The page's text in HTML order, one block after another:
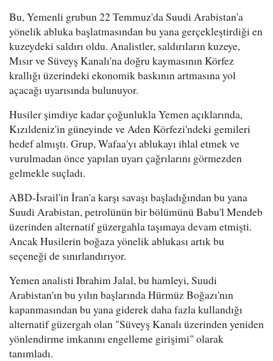
Bu, Yemenli grubun 22 Temmuz'da Suudi Arabistan'a
yönelik abluka başlatmasından bu yana gerçekleştirdiği en
kuzeydeki saldırı oldu. Analistler, saldırıların kuzeye,
Mısır ve Süveyş Kanalı'na doğru kaymasının Körfez
krallığı üzerindeki ekonomik baskının artmasına yol
açacağı uyarısında bulunuyor.
Husiler şimdiye kadar çoğunlukla Yemen açıklarında,
Kızıldeniz'in güneyinde ve Aden Körfezi'ndeki gemileri
hedef almıştı. Grup, Wafaa'yı ablukayı ihlal etmek ve
vurulmadan önce yapılan uyarı çağrılarını görmezden
gelmekle suçladı.
ABD-İsrail'in İran'a karşı savaşı başladığından bu yana
Suudi Arabistan, petrolünün bir bölümünü Babu'l Mendeb
üzerinden alternatif güzergahla taşımaya devam etmişti.
Ancak Husilerin boğaza yönelik ablukası artık bu
seçeneği de sınırlandırıyor.
Yemen analisti Ibrahim Jalal, bu hamleyi, Suudi
Arabistan'ın bu yılın başlarında Hürmüz Boğazı'nın
kapanmasından bu yana giderek daha fazla kullandığı
alternatif güzergah olan "Süveyş Kanalı üzerinden yeniden
yönlendirme imkanını engelleme girişimi" olarak
tanımladı.